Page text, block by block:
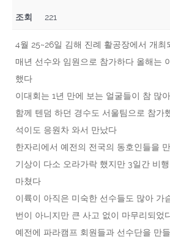
조회 221
4월 25~26일 김해 진례 활공장에서 개최
매년 선수와 임원으로 참가하다 올해는
했다
이대회는 1년 만에 보는 얼굴들이 참 많
함께 텐덤 하던 경수도 서울팀으로 참가
석이도 응원차 와서 만났다
한자리에서 예전의 전국의 동호인들을
기상이 다소 오라가락 했지만 3일간 비
마쳤다
이륙이 아직은 미숙한 선수들도 많아 가
번이 아니지만 큰 사고 없이 마무리되었
예전에 파라캠프 회원들과 선수단을 만